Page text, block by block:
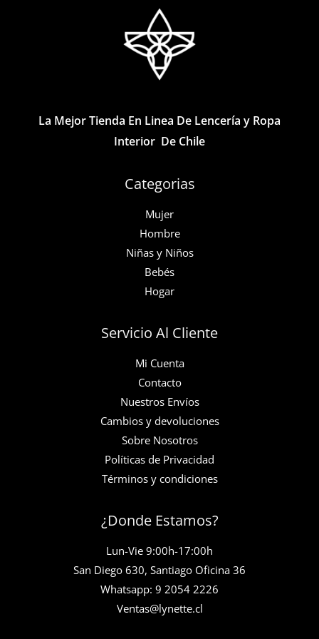
de
se
pueden
página
de
La Mejor Tienda En Linea De Lencería y Ropa
Interior De Chile
Categorias
Mujer
Hombre
Niñas y Niños
Bebés
Hogar
Servicio Al Cliente
Mi Cuenta
Contacto
Nuestros Envíos
Cambios y devoluciones
Sobre Nosotros
Políticas de Privacidad
Términos y condiciones
¿Donde Estamos?
Lun-Vie 9:00h-17:00h
San Diego 630, Santiago Oficina 36
Whatsapp: 9 2054 2226
Ventas@lynette.cl